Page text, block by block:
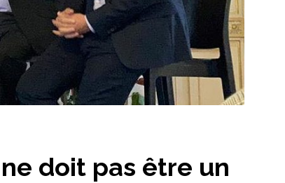
doit pas être un